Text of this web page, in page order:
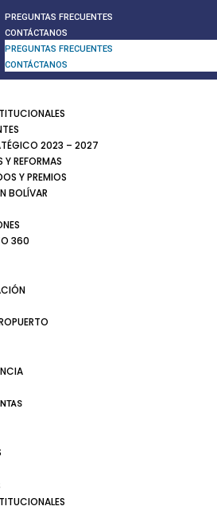
PREGUNTAS FRECUENTES
CONTÁCTANOS
PREGUNTAS FRECUENTES
CONTÁCTANOS
2023 – 2027
REFORMAS
Y PREMIOS
BOLÍVAR
360